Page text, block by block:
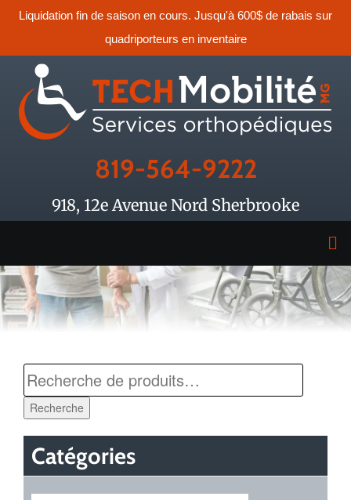
Liquidation fin de saison en cours. Jusqu'à 600$ de rabais sur
quadriporteurs en inventaire
819-564-9222
918, 12e Avenue Nord Sherbrooke
Recherche
Catégories